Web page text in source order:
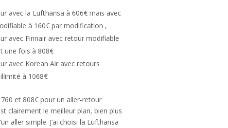
avec la Lufthansa à 606€ mais avec
à 160€ par modification ,
avec Finnair avec retour modifiable
une fois à 808€
avec Korean Air avec retours
à 1068€
et 808€ pour un aller-retour
clairement le meilleur plan, bien plus
aller simple. J’ai choisi la Lufthansa